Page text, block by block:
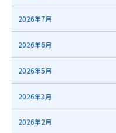
2026年7月
2026年6月
2026年5月
2026年3月
2026年2月